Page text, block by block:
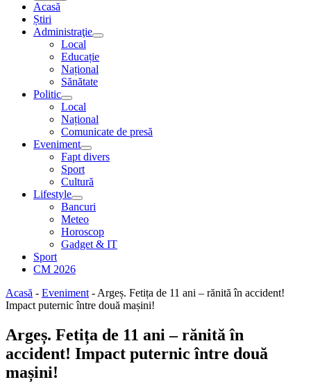
Acasă
Știri
Administraţie
Local
Educație
Național
Sănătate
Politic
Local
Național
Comunicate de presă
Eveniment
Fapt divers
Sport
Cultură
Lifestyle
Bancuri
Meteo
Horoscop
Gadget & IT
Sport
CM 2026
Acasă - Eveniment - Argeș. Fetița de 11 ani – rănită în accident!
Impact puternic între două mașini!
Argeș. Fetița de 11 ani – rănită în
accident! Impact puternic între două
mașini!